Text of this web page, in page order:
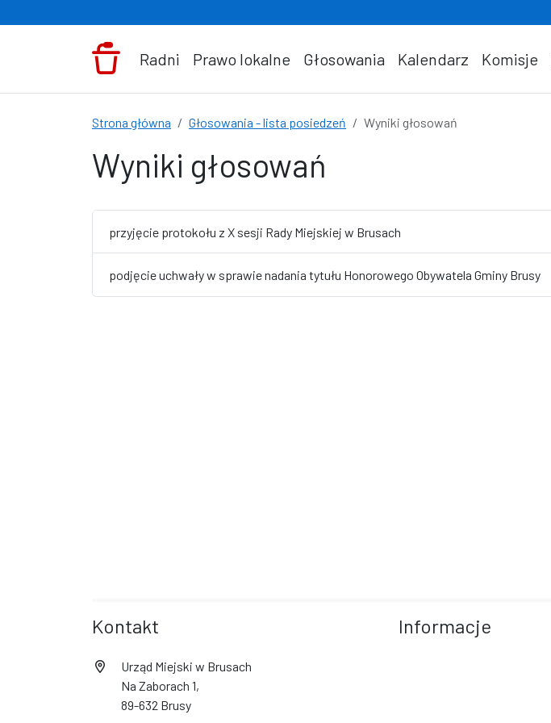
Radni Prawo lokalne Głosowania Kalendarz Komisje
Strona główna Głosowania - lista posiedzeń Wyniki głosowań
Wyniki głosowań
przyjęcie protokołu z X sesji Rady Miejskiej w Brusach
podjęcie uchwały w sprawie nadania tytułu Honorowego Obywatela Gminy Brusy
Kontakt
Urząd Miejski w Brusach
Na Zaborach 1,
89-632 Brusy
Informacje